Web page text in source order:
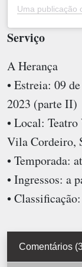
Serviço
A Herança
• Estreia: 09
2023 (parte II)
• Local:
Vila Cordeiro,
• Temporada:
• Ingressos: a
•
Comentários